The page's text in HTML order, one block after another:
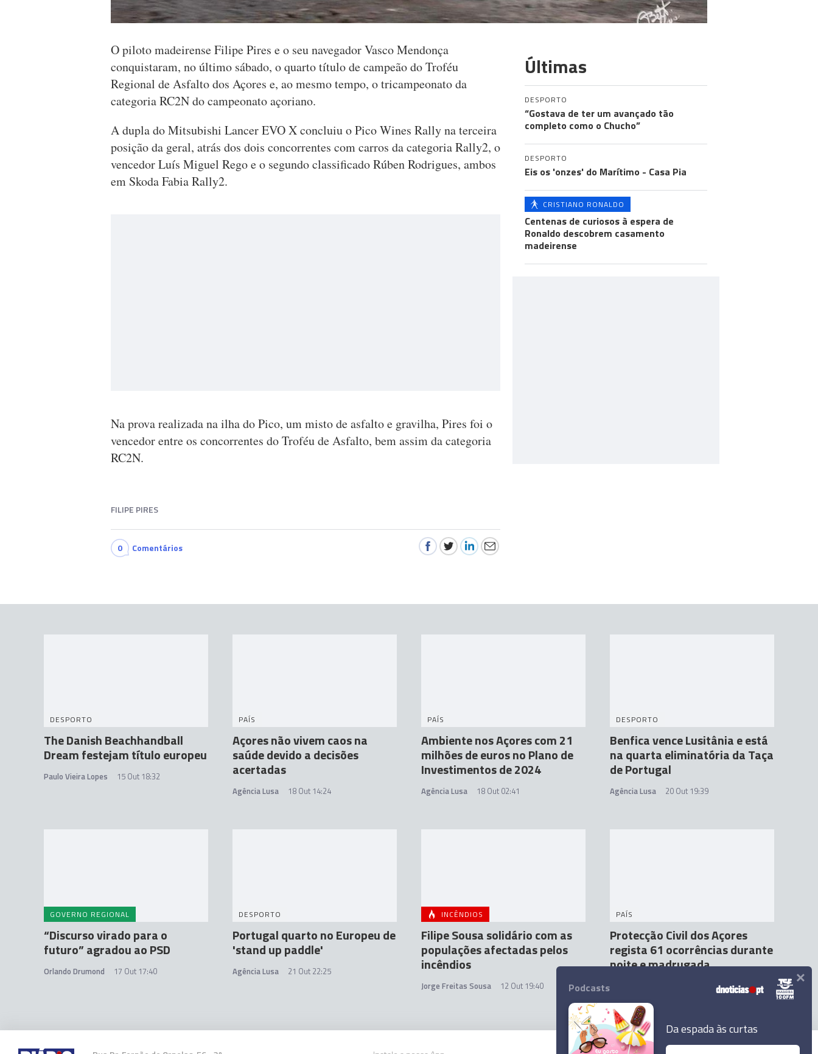
O piloto madeirense Filipe Pires e o seu navegador Vasco Mendonça
conquistaram, no último sábado, o quarto título de campeão do Troféu
Regional de Asfalto dos Açores e, ao mesmo tempo, o tricampeonato da
categoria RC2N do campeonato açoriano.
A dupla do Mitsubishi Lancer EVO X concluiu o Pico Wines Rally na terceira
posição da geral, atrás dos dois concorrentes com carros da categoria Rally2, o
vencedor Luís Miguel Rego e o segundo classificado Rúben Rodrigues, ambos
em Skoda Fabia Rally2.
Na prova realizada na ilha do Pico, um misto de asfalto e gravilha, Pires foi o
vencedor entre os concorrentes do Troféu de Asfalto, bem assim da categoria
RC2N.
FILIPE PIRES
0 Comentários
Últimas
DESPORTO
“Gostava de ter um avançado tão
completo como o Chucho”
DESPORTO
Eis os 'onzes' do Marítimo - Casa Pia
CRISTIANO RONALDO
Centenas de curiosos à espera de
Ronaldo descobrem casamento
madeirense
DESPORTO
The Danish Beachhandball
Dream festejam título europeu
Paulo Vieira Lopes 15 Out 18:32
PAÍS
Açores não vivem caos na
saúde devido a decisões
acertadas
Agência Lusa 18 Out 14:24
PAÍS
Ambiente nos Açores com 21
milhões de euros no Plano de
Investimentos de 2024
Agência Lusa 18 Out 02:41
DESPORTO
Benfica vence Lusitânia e está
na quarta eliminatória da Taça
de Portugal
Agência Lusa 20 Out 19:39
GOVERNO REGIONAL
“Discurso virado para o
futuro” agradou ao PSD
Orlando Drumond 17 Out 17:40
DESPORTO
Portugal quarto no Europeu de
'stand up paddle'
Agência Lusa 21 Out 22:25
INCÊNDIOS
Filipe Sousa solidário com as
populações afectadas pelos
incêndios
Jorge Freitas Sousa 12 Out 19:40
PAÍS
Protecção Civil dos Açores
regista 61 ocorrências durante
noite e madrugada
Podcasts
Da espada às curtas
×